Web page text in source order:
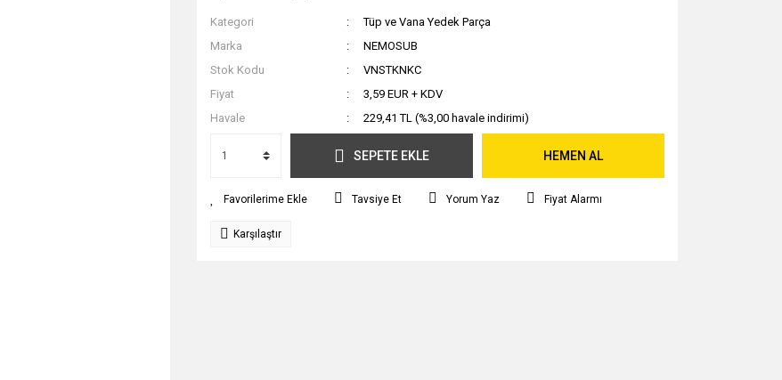
Kategori
Tüp ve Vana Yedek Parça
Marka
NEMOSUB
Stok Kodu
VNSTKNKC
Fiyat
3,59 EUR + KDV
Havale
229,41 TL (%3,00 havale indirimi)
SEPETE EKLE HEMEN AL
Tavsiye Et Yorum Yaz Fiyat Alarmı
Karşılaştır